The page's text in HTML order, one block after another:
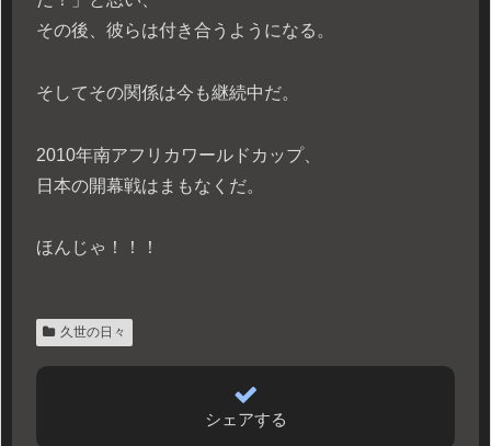
その後、彼らは付き合うようになる。
そしてその関係は今も継続中だ。
2010年南アフリカワールドカップ、
日本の開幕戦はまもなくだ。
ほんじゃ！！！
久世の日々
シェアする